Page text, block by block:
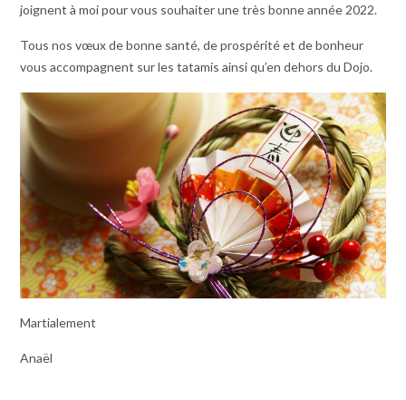
joignent à moi pour vous souhaiter une très bonne année 2022.
Tous nos vœux de bonne santé, de prospérité et de bonheur
vous accompagnent sur les tatamis ainsi qu’en dehors du Dojo.
Martialement
Anaël